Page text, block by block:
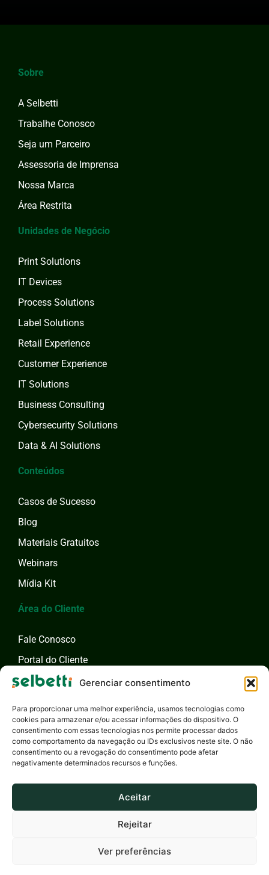
Gerenciar consentimento
Para proporcionar uma melhor experiência, usamos tecnologias como
cookies para armazenar e/ou acessar informações do dispositivo. O
consentimento com essas tecnologias nos permite processar dados
como comportamento da navegação ou IDs exclusivos neste site. O não
consentimento ou a revogação do consentimento pode afetar
negativamente determinados recursos e funções.
Aceitar
Rejeitar
Ver preferências
Sobre
A Selbetti
Trabalhe Conosco
Seja um Parceiro
Assessoria de Imprensa
Nossa Marca
Área Restrita
Unidades de Negócio
Print Solutions
IT Devices
Process Solutions
Label Solutions
Retail Experience
Customer Experience
IT Solutions
Business Consulting
Cybersecurity Solutions
Data & AI Solutions
Conteúdos
Casos de Sucesso
Blog
Materiais Gratuitos
Webinars
Mídia Kit
Área do Cliente
Fale Conosco
Portal do Cliente
Fale com um Especialista
Selbetti Tecnologia S.A. - 2026 - Todos os Direitos Reservados